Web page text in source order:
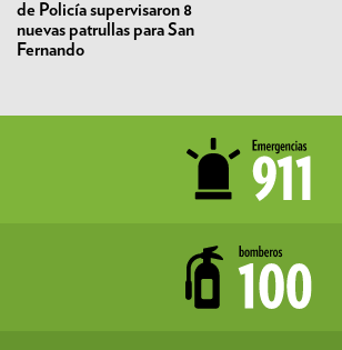
de Policía supervisaron 8
nuevas patrullas para San
Fernando